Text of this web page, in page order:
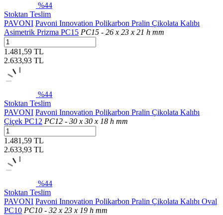
%44
Stoktan Teslim
PAVONI Pavoni Innovation Polikarbon Pralin Çikolata Kalıbı
Asimetrik Prizma PC15 PC15 - 26 x 23 x 21 h mm
1.481,59 TL
2.633,93 TL
%44
Stoktan Teslim
PAVONI Pavoni Innovation Polikarbon Pralin Çikolata Kalıbı
Çiçek PC12 PC12 - 30 x 30 x 18 h mm
1.481,59 TL
2.633,93 TL
%44
Stoktan Teslim
PAVONI Pavoni Innovation Polikarbon Pralin Çikolata Kalıbı Oval
PC10 PC10 - 32 x 23 x 19 h mm